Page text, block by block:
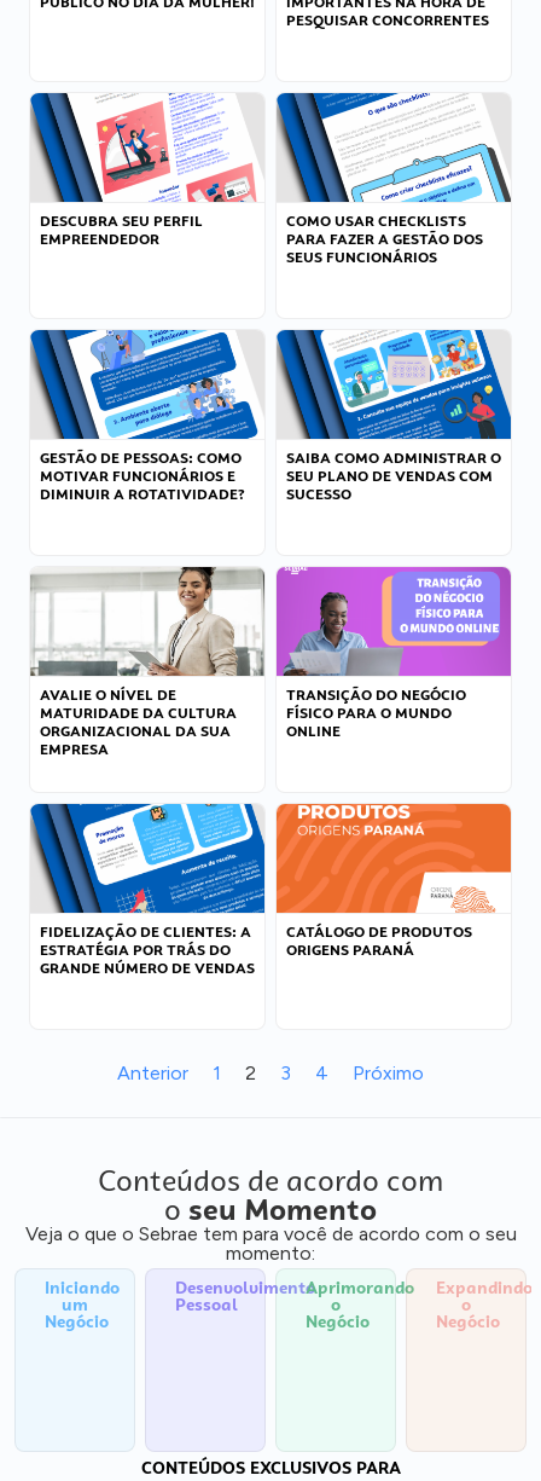
PESQUISAR CONCORRENTES
DESCUBRA SEU PERFIL
EMPREENDEDOR
COMO USAR CHECKLISTS
PARA FAZER A GESTÃO DOS
SEUS FUNCIONÁRIOS
GESTÃO DE PESSOAS: COMO
MOTIVAR FUNCIONÁRIOS E
DIMINUIR A ROTATIVIDADE?
SAIBA COMO ADMINISTRAR O
SEU PLANO DE VENDAS COM
SUCESSO
AVALIE O NÍVEL DE
MATURIDADE DA CULTURA
ORGANIZACIONAL DA SUA
EMPRESA
TRANSIÇÃO DO NEGÓCIO
FÍSICO PARA O MUNDO
ONLINE
FIDELIZAÇÃO DE CLIENTES: A
ESTRATÉGIA POR TRÁS DO
GRANDE NÚMERO DE VENDAS
CATÁLOGO DE PRODUTOS
ORIGENS PARANÁ
Anterior 1 2 3 4 Próximo
Conteúdos de acordo com
o seu Momento
Veja o que o Sebrae tem para você de acordo com o seu
momento:
Iniciando
um
Negócio
Desenvolvimento
Pessoal
Aprimorando
o
Negócio
Expandindo
o
Negócio
CONTEÚDOS EXCLUSIVOS PARA